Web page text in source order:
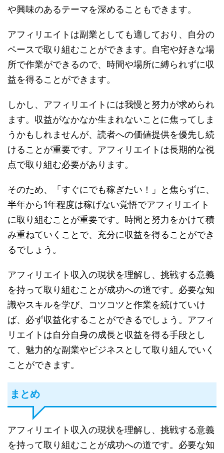
や興味のあるテーマを深めることもできます。
アフィリエイトは副業としても適しており、自分の
ペースで取り組むことができます。自宅や好きな場
所で作業ができるので、時間や場所に縛られずに収
益を得ることができます。
しかし、アフィリエイトには我慢と努力が求められ
ます。収益がなかなか生まれないことに焦ってしま
うかもしれませんが、読者への価値提供を優先し続
けることが重要です。アフィリエイトは長期的な視
点で取り組む必要があります。
そのため、「すぐにでも稼ぎたい！」と焦らずに、
半年から1年程度は稼げない覚悟でアフィリエイト
に取り組むことが重要です。時間と努力をかけて積
み重ねていくことで、充分に収益を得ることができ
るでしょう。
アフィリエイト収入の現状を理解し、挑戦する意義
を持って取り組むことが成功への道です。必要な知
識やスキルを学び、コツコツと作業を続けていけ
ば、必ず収益化することができるでしょう。アフィ
リエイトは自分自身の成長と収益を得る手段とし
て、魅力的な副業やビジネスとして取り組んでいく
ことができます。
まとめ
アフィリエイト収入の現状を理解し、挑戦する意義
を持って取り組むことが成功への道です。必要な知